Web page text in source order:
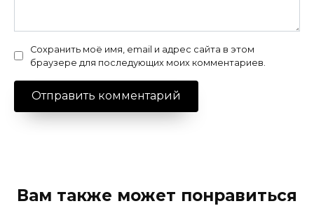
Сохранить моё имя, email и адрес сайта в этом
браузере для последующих моих комментариев.
Вам также может понравиться